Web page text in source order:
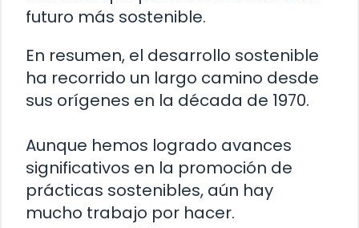
futuro más sostenible.
En resumen, el desarrollo sostenible
ha recorrido un largo camino desde
sus orígenes en la década de 1970.
Aunque hemos logrado avances
significativos en la promoción de
prácticas sostenibles, aún hay
mucho trabajo por hacer.